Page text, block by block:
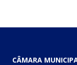
CÂMARA